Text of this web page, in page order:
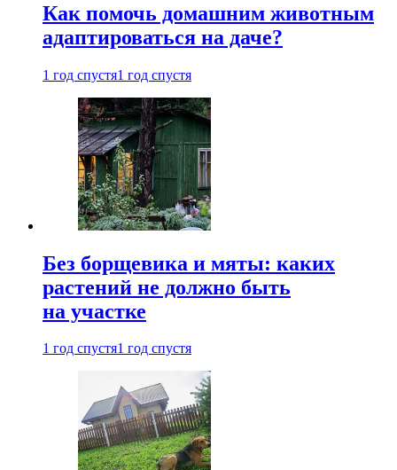
Как помочь домашним животным
адаптироваться на даче?
1 год спустя1 год спустя
Без борщевика и мяты: каких
растений не должно быть
на участке
1 год спустя1 год спустя